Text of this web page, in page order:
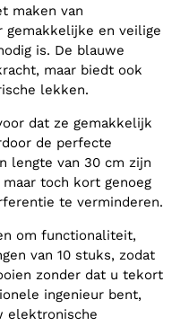
maken van
gemakkelijke en veilige
is. De blauwe
maar biedt ook
lekken.
dat ze gemakkelijk
de perfecte
lengte van 30 cm zijn
toch kort genoeg
te verminderen.
om functionaliteit,
van 10 stuks, zodat
zonder dat u tekort
ingenieur bent,
elektronische